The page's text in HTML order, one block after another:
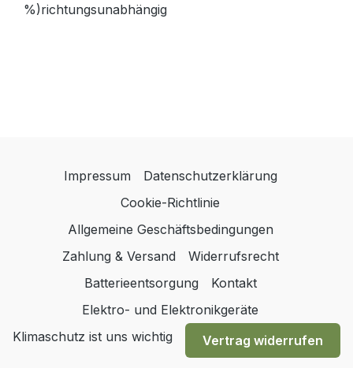
%)richtungsunabhängig
Impressum
Datenschutzerklärung
Cookie-Richtlinie
Allgemeine Geschäftsbedingungen
Zahlung & Versand
Widerrufsrecht
Batterieentsorgung
Kontakt
Elektro- und Elektronikgeräte
Klimaschutz ist uns wichtig
Vertrag widerrufen